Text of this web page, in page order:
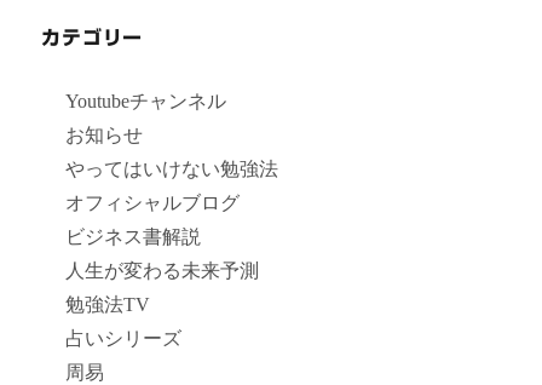
カテゴリー
Youtubeチャンネル
お知らせ
やってはいけない勉強法
オフィシャルブログ
ビジネス書解説
人生が変わる未来予測
勉強法TV
占いシリーズ
周易